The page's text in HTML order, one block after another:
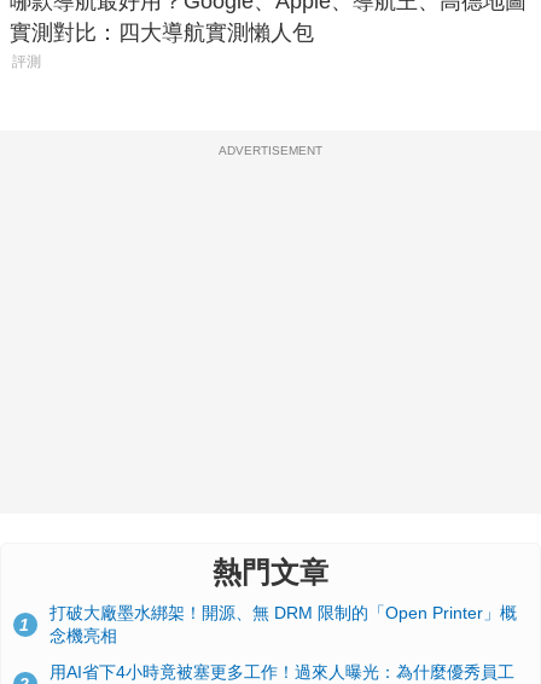
實測對比：四大導航實測懶人包
評測
ADVERTISEMENT
熱門文章
1
打破大廠墨水綁架！開源、無 DRM 限制的「Open Printer」概
念機亮相
用AI省下4小時竟被塞更多工作！過來人曝光：為什麼優秀員工